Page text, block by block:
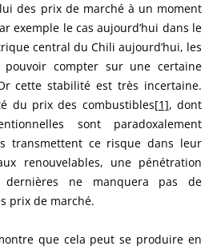
des prix de marché à un moment
exemple le cas aujourd’hui dans le
central du Chili aujourd’hui, les
pouvoir compter sur une certaine
cette stabilité est très incertaine.
du prix des combustibles[1], dont
sont paradoxalement
transmettent ce risque dans leur
renouvelables, une pénétration
dernières ne manquera pas de
prix de marché.
que cela peut se produire en